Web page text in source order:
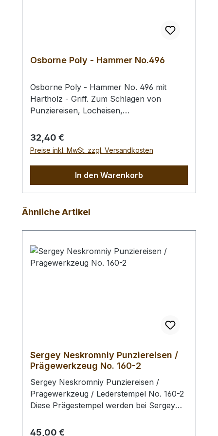
Osborne Poly - Hammer No.496
Osborne Poly - Hammer No. 496 mit
Hartholz - Griff. Zum Schlagen von
Punziereisen, Locheisen,
Schlagfläche. Wenig Rückschlag durch
schlagabsorbierenden Poly -
Hammerkopf. 240 gr Gesamtgewicht /
Regulärer Preis:
32,40 €
Preise inkl. MwSt. zzgl. Versandkosten
In den Warenkorb
Produktgalerie überspringen
Ähnliche Artikel
Sergey Neskromniy Punziereisen /
Prägewerkzeug No. 160-2
Sergey Neskromniy Punziereisen /
Prägewerkzeug / Lederstempel No. 160-2
Diese Prägestempel werden bei Sergey
Werkzeugstahl oder Edelstahl hergestellt.
Regulärer Preis:
45,00 €